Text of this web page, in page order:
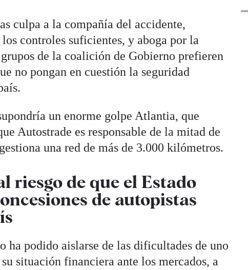
culpa a la compañía del accidente,
controles suficientes, y aboga por la
de la coalición de Gobierno prefieren
no pongan en cuestión la seguridad
un enorme golpe Atlantia, que
Autostrade es responsable de la mitad de
una red de más de 3.000 kilómetros.
riesgo de que el Estado
de autopistas
ha podido aislarse de las dificultades de uno
situación financiera ante los mercados, a